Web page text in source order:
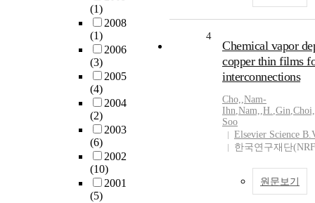
(1)
2008
(1)
2006
(3)
2005
(4)
2004
(2)
2003
(6)
2002
(10)
2001
(5)
4
Chemical vapor
copper thin films
interconnections
Cho,,Nam-
Ihn,Nam,,H.,Gin,Choi,
Soo
Elsevier Science
한국연구재단
원문보기